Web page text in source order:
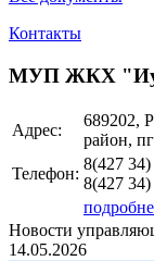
Контакты
МУП ЖКХ
Адрес:
689202,
район,
Телефон:
8(427
8(427 34)
Новости
14.05.2026